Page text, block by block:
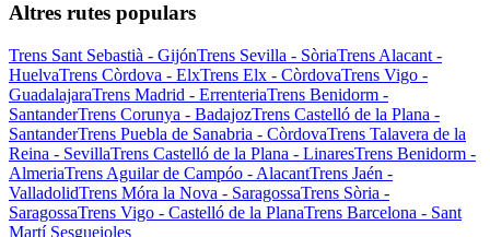
Altres rutes populars
Trens Sant Sebastià - GijónTrens Sevilla - SòriaTrens Alacant -
HuelvaTrens Còrdova - ElxTrens Elx - CòrdovaTrens Vigo -
GuadalajaraTrens Madrid - ErrenteriaTrens Benidorm -
SantanderTrens Corunya - BadajozTrens Castelló de la Plana -
SantanderTrens Puebla de Sanabria - CòrdovaTrens Talavera de la
Reina - SevillaTrens Castelló de la Plana - LinaresTrens Benidorm -
AlmeriaTrens Aguilar de Campóo - AlacantTrens Jaén -
ValladolidTrens Móra la Nova - SaragossaTrens Sòria -
SaragossaTrens Vigo - Castelló de la PlanaTrens Barcelona - Sant
Martí Sesgueioles